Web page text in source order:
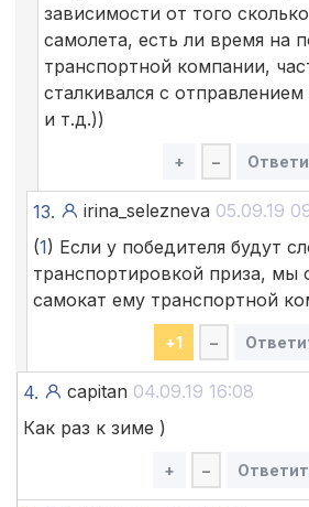
зависимости от того
самолета, есть ли время на
транспортной компании,
сталкивался с
и т.д.))
+ –
13. irina_selezneva 05.09.19
(1) Если у победителя будут
транспортировкой приза, мы
самокат ему транспортной
+1 –
4. capitan 04.09.19 16:08
Как раз к зиме )
+ –